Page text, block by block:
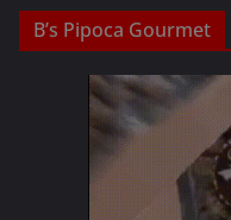
B’s Pipoca Gourmet